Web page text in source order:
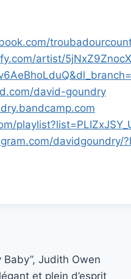
artist/
david-goundry
davidgoundry/
Baby”, Judith Owen
et plein d’esprit